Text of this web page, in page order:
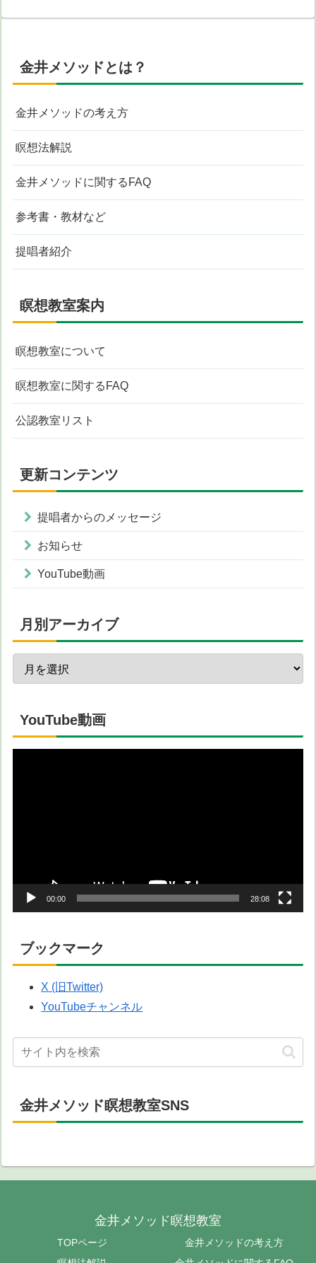
金井メソッドとは？
金井メソッドの考え方
瞑想法解説
金井メソッドに関するFAQ
参考書・教材など
提唱者紹介
瞑想教室案内
瞑想教室について
瞑想教室に関するFAQ
公認教室リスト
更新コンテンツ
提唱者からのメッセージ
お知らせ
YouTube動画
月別アーカイブ
YouTube動画
00:00 28:08
ブックマーク
X (旧Twitter)
YouTubeチャンネル
金井メソッド瞑想教室SNS
金井メソッド瞑想教室
TOPページ
金井メソッドの考え方